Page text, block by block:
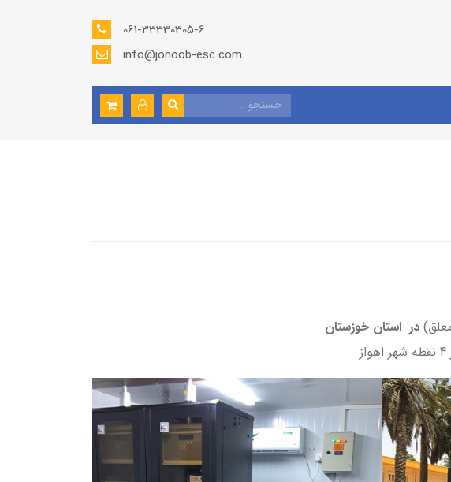
061-33330305-6
info@jonoob-esc.com
در استان خوزستان